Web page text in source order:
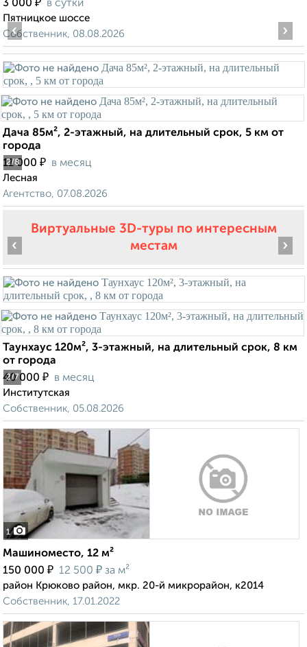
3 000 ₽ в сутки
Пятницкое шоссе
Собственник, 08.08.2026
2/8
‹ ›
Дача 85м², 2-этажный, на длительный срок, 5 км от
города
11 000 ₽ в месяц
Лесная
Агентство, 07.08.2026
Виртуальные 3D-туры по интересным
местам
2/7
‹ ›
Таунхаус 120м², 3-этажный, на длительный срок, 8 км
от города
40 000 ₽ в месяц
Институтская
Собственник, 05.08.2026
1
Машиноместо, 12 м²
150 000 ₽ 12 500 ₽ за м²
район Крюково район, мкр. 20-й микрорайон, к2014
Собственник, 17.01.2022